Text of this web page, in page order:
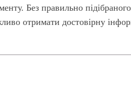
Без правильно
отримати достовірну